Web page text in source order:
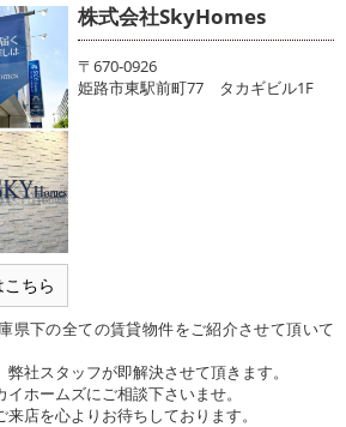
ちら
株式会社SkyHomes
〒670-0926
姫路市東駅前町77 タカギビル1F
県下の全ての賃貸物件をご紹介させて頂いて
社スタッフが即解決させて頂きます。
ホームズにご相談下さいませ。
店を心よりお待ちしております。